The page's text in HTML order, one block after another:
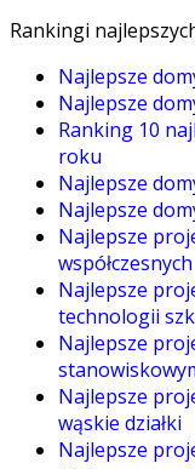
Rankingi
Najlepsze
Najlepsze
Ranking 10
roku
Najlepsze
Najlepsze
Najlepsze
współczesnych
Najlepsze
technologii
Najlepsze
Najlepsze
wąskie działki
Najlepsze